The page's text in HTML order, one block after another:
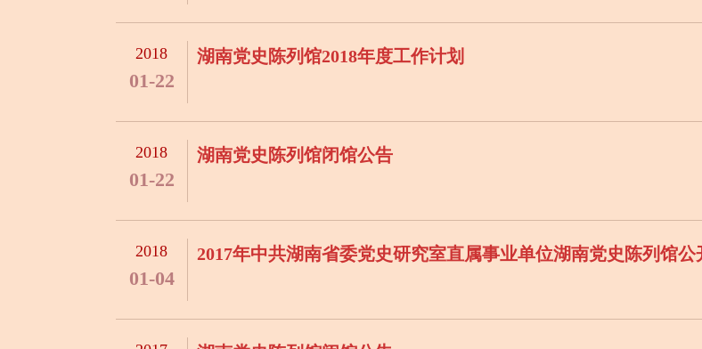
2018
01-22
湖南党史陈列馆2018年度工作计划
2018
01-22
湖南党史陈列馆闭馆公告
2018
01-04
2017年中共湖南省委党史研究室直属事业单位湖南党史陈列馆